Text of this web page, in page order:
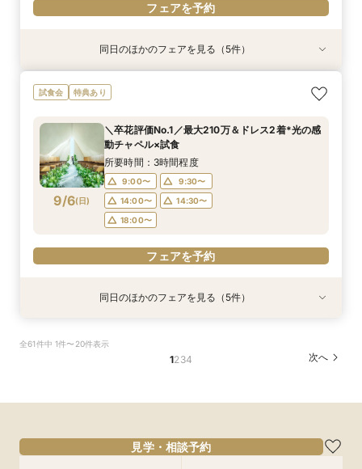
フェアを予約
特典あり
9/5(土)
＼1軒目限定★3万ギフト付／ドレス＆挙式料プレ
ゼント×和牛試食
9:00〜
14:30〜
18:00〜
フェアを予約
特典あり
9/5(土)
【6名～30名の少人数婚】挙式＆会食Newプラ
ン誕生！無料試食付
9:00〜
14:30〜
18:00〜
フェアを予約
9/5(土)
【タイパ重視！60分で完結◎】オンラインで会
場案内＆相談会
10:00〜
15:00〜
18:30〜
フェアを予約
9/5(土)
【60分で完結】即決営業ナシで安心！気軽によ
りみちツアー
10:30〜 15:30〜
フェアを予約
9/5(土)
【会場見学2件目以上◎】短縮90分Fair*雰囲気
比較×見積相談会
9:00〜
14:30〜
18:00〜
フェアを予約
同日のほかのフェアを見る（5件）
試食会 特典あり
9/6(日)
＼卒花評価No.1／最大210万＆ドレス2着*光の感
動チャペル×試食
所要時間：3時間程度
9:00〜
9:30〜
14:00〜
14:30〜
18:00〜
フェアを予約
特典あり
9/6
ゼント×和牛試食
フェアを予約
特典あり
9/6
ン誕生！無料試食付
フェアを予約
9/6
場案内＆相談会
フェアを予約
9/6
比較×見積相談会
フェアを予約
9/6
りみちツアー
フェアを予約
同日のほかのフェアを見る（5件）
全61件中 1件〜20件表示
1234 次へ
見学・相談予約